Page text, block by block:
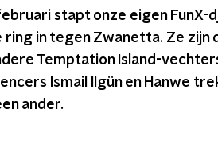
stapt onze eigen
ring in tegen Zwanetta. Ze
Temptation Island-
Ismail Ilgün en Hanwe
ander.